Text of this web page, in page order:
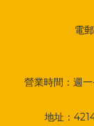
電
營業時間：週
地址：